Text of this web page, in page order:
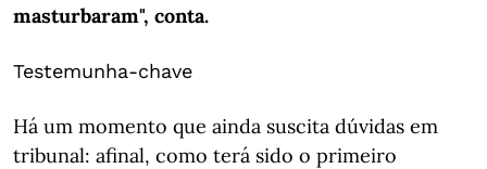
masturbaram", conta.
Testemunha-chave
Há um momento que ainda suscita dúvidas em
tribunal: afinal, como terá sido o primeiro